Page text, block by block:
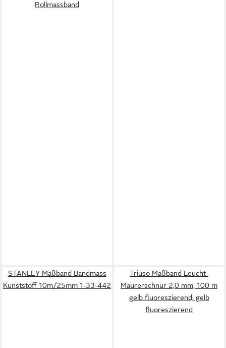
Rollmassband
STANLEY Maßband Bandmass
Kunststoff 10m/25mm 1-33-442
Triuso Maßband Leucht-
Maurerschnur 2,0 mm, 100 m
gelb fluoreszierend, gelb
fluoreszierend